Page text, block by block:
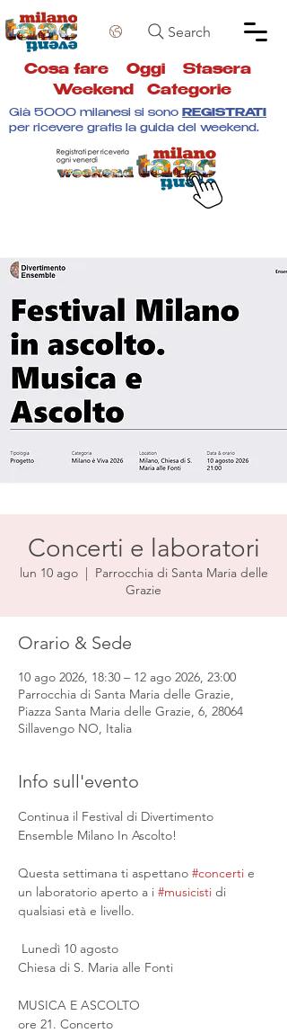
Search
Cosa fare Oggi Stasera
Weekend
Categorie
Già 5000 milanesi si sono REGISTRATI
per ricevere gratis la guida del weekend.
Concerti e laboratori
lun 10 ago
  |
Parrocchia di Santa Maria delle
Grazie
Orario & Sede
10 ago 2026, 18:30 – 12 ago 2026, 23:00
Parrocchia di Santa Maria delle Grazie,
Piazza Santa Maria delle Grazie, 6, 28064
Sillavengo NO, Italia
Info sull'evento
Continua il Festival di Divertimento
Ensemble Milano In Ascolto!
Questa settimana ti aspettano #concerti e
un laboratorio aperto a i #musicisti di
qualsiasi età e livello.
Lunedì 10 agosto
Chiesa di S. Maria alle Fonti
MUSICA E ASCOLTO
ore 21. Concerto